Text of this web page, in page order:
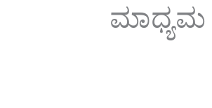
ಮಾಧ್ಯಮ